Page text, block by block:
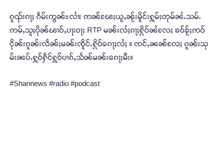
ၵူၺ်းၵႃႈ ၵဵမ်းဢွၼ်ႊလၢႆး ဢၼ်ၽႄႈယူႇၼႂ်းမိူင်းႁူမ်ႈတုမ်ၼႆႉသမ်ႉ
ဢမ်ႇသူႈပိုၼ်ၽၢဝ်ႇပႃးဝႃႈ RTP မၼ်းလႆႈၵႃႈႁိုဝ်ၼႆလႄႈ ၶဝ်ၶႂ်ႈဢဝ်
ငိုၼ်းၵူၼ်းလဵၼ်ႈမၼ်းၸိူင်ႉႁိုဝ်ၵေႃႈလႆႈ ။ ၸင်ႇၼၼ်လႄႈ ၵူၼ်းသု
မ်းၼပ်ႉႁူဝ်ႁဵင်ႁူဝ်ပၢၵ်ႇသႅၼ်မၼ်းၵေႃႈမီး။
#Shannews #radio #podcast